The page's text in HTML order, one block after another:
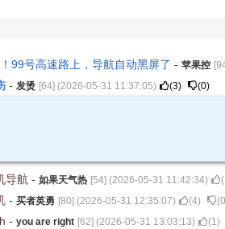
99号高速路上，导航自动黑屏了 - 苹果控 [
- 发烫 [64] (2026-05-31 11:37:05) (3) (0)
导航 - 如果天气热 [54] (2026-05-31 11:42:34) (
- 买者英勇 [80] (2026-05-31 12:35:07) (4) (0
- you are right [62] (2026-05-31 13:03:13) (1)